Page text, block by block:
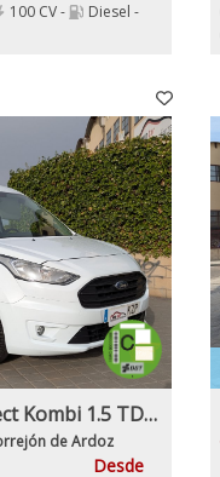
100 CV -
Diesel -
Ford Transit Connect Kombi 1.5 TDCi 100Cv Trend 230 L2 5 Puertas
de Ardoz
Desde